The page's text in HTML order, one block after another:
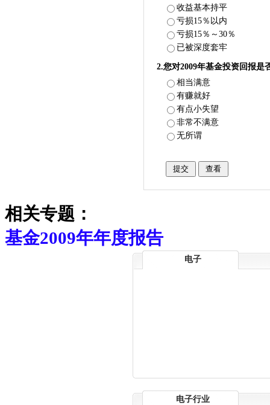
收益基本持平
亏损15％以内
亏损15％～30％
已被深度套牢
2.您对2009年基金投资回报是
相当满意
有赚就好
有点小失望
非常不满意
无所谓
相关专题：
基金2009年年度报告
电子
电子行业